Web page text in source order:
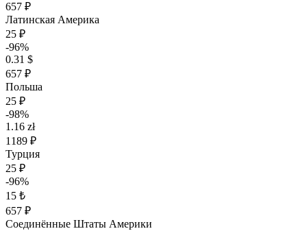
657 ₽
Латинская Америка
25 ₽
-96%
0.31 $
657 ₽
Польша
25 ₽
-98%
1.16 zł
1189 ₽
Турция
25 ₽
-96%
15 ₺
657 ₽
Соединённые Штаты Америки